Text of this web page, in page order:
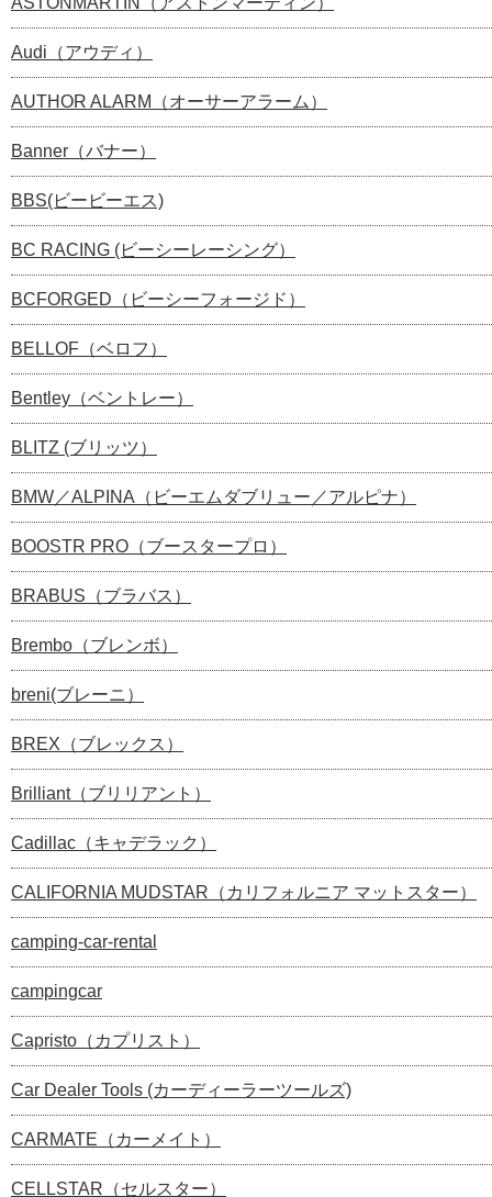
Audi（アウディ）
AUTHOR ALARM（オーサーアラーム）
Banner（バナー）
BBS(ビービーエス)
BC RACING (ビーシーレーシング）
BCFORGED（ビーシーフォージド）
BELLOF（ベロフ）
Bentley（ベントレー）
BLITZ (ブリッツ）
BMW／ALPINA（ビーエムダブリュー／アルピナ）
BOOSTR PRO（ブースタープロ）
BRABUS（ブラバス）
Brembo（ブレンボ）
breni(ブレーニ）
BREX（ブレックス）
Brilliant（ブリリアント）
Cadillac（キャデラック）
CALIFORNIA MUDSTAR（カリフォルニア マットスター）
camping-car-rental
campingcar
Capristo（カプリスト）
Car Dealer Tools (カーディーラーツールズ)
CARMATE（カーメイト）
CELLSTAR（セルスター）